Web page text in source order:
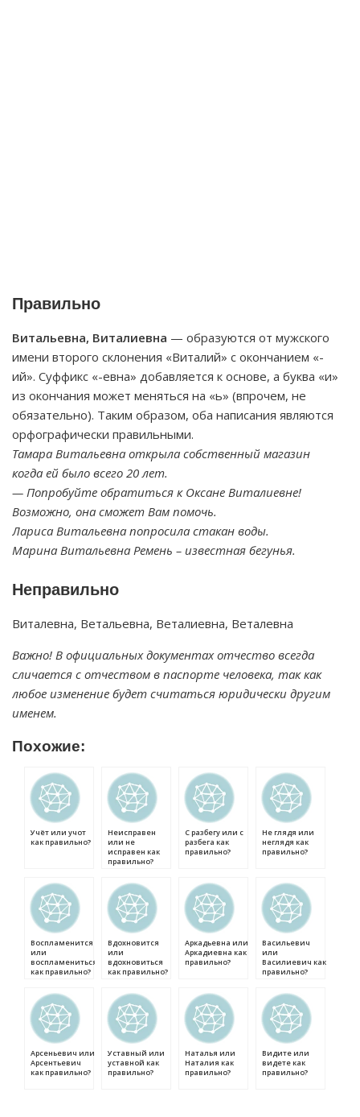
Правильно
Витальевна, Виталиевна — образуются от мужского
имени второго склонения «Виталий» с окончанием «-
ий». Суффикс «-евна» добавляется к основе, а буква «и»
из окончания может меняться на «ь» (впрочем, не
обязательно). Таким образом, оба написания являются
орфографически правильными.
Тамара Витальевна открыла собственный магазин
когда ей было всего 20 лет.
— Попробуйте обратиться к Оксане Виталиевне!
Возможно, она сможет Вам помочь.
Лариса Витальевна попросила стакан воды.
Марина Витальевна Ремень – известная бегунья.
Неправильно
Виталевна, Ветальевна, Веталиевна, Веталевна
Важно! В официальных документах отчество всегда
сличается с отчеством в паспорте человека, так как
любое изменение будет считаться юридически другим
именем.
Похожие:
Учёт или учот
как правильно?
Неисправен
или не
исправен как
правильно?
С разбегу или с
разбега как
правильно?
Не глядя или
неглядя как
правильно?
Воспламенится
или
воспламениться
как правильно?
Вдохновится
или
вдохновиться
как правильно?
Аркадьевна или
Аркадиевна как
правильно?
Васильевич
или
Василиевич как
правильно?
Арсеньевич или
Арсентьевич
как правильно?
Уставный или
уставной как
правильно?
Наталья или
Наталия как
правильно?
Видите или
видете как
правильно?